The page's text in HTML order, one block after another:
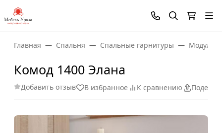
Главная Спальня Спальные гарнитуры
Комод 1400 Элана
Добавить отзыв В избранное К сравнению